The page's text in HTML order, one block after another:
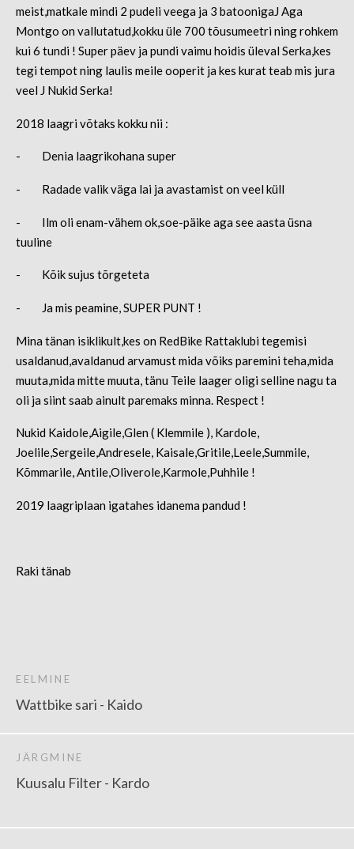
meist,matkale mindi 2 pudeli veega ja 3 batoonigaJ Aga
Montgo on vallutatud,kokku üle 700 tõusumeetri ning rohkem
kui 6 tundi ! Super päev ja pundi vaimu hoidis üleval Serka,kes
tegi tempot ning laulis meile ooperit ja kes kurat teab mis jura
veel J Nukid Serka!
2018 laagri võtaks kokku nii :
- Denia laagrikohana super
- Radade valik väga lai ja avastamist on veel küll
- Ilm oli enam-vähem ok,soe-päike aga see aasta üsna
tuuline
- Kõik sujus tõrgeteta
- Ja mis peamine, SUPER PUNT !
Mina tänan isiklikult,kes on RedBike Rattaklubi tegemisi
usaldanud,avaldanud arvamust mida võiks paremini teha,mida
muuta,mida mitte muuta, tänu Teile laager oligi selline nagu ta
oli ja siint saab ainult paremaks minna. Respect !
Nukid Kaidole,Aigile,Glen ( Klemmile ), Kardole,
Joelile,Sergeile,Andresele, Kaisale,Gritile,Leele,Summile,
Kõmmarile, Antile,Oliverole,Karmole,Puhhile !
2019 laagriplaan igatahes idanema pandud !
Raki tänab
EELMINE
Wattbike sari - Kaido
JÄRGMINE
Kuusalu Filter - Kardo